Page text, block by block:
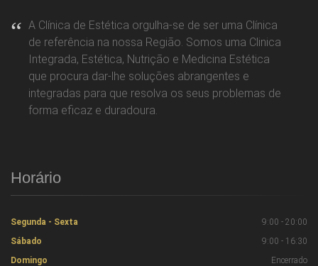
A Clínica de Estética orgulha-se de ser uma Clínica
de referência na nossa Região. Somos uma Clinica
Integrada, Estética, Nutrição e Medicina Estética
que procura dar-lhe soluções abrangentes e
integradas para que resolva os seus problemas de
forma eficaz e duradoura.
Horário
Segunda - Sexta
9:00 - 20:00
Sábado
9:00 - 16:30
Domingo
Encerrado